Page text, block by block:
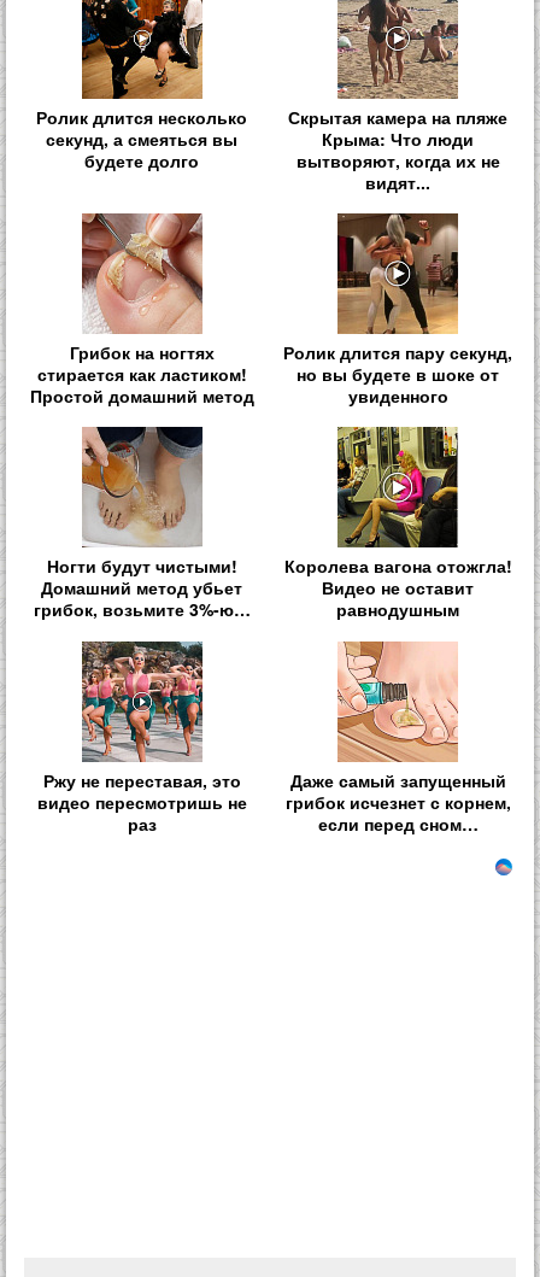
Ролик длится несколько
секунд, а смеяться вы
будете долго
Скрытая камера на пляже
Крыма: Что люди
вытворяют, когда их не
видят...
Грибок на ногтях
стирается как ластиком!
Простой домашний метод
Ролик длится пару секунд,
но вы будете в шоке от
увиденного
Ногти будут чистыми!
Домашний метод убьет
грибок, возьмите 3%-ю…
Королева вагона отожгла!
Видео не оставит
равнодушным
Ржу не переставая, это
видео пересмотришь не
раз
Даже самый запущенный
грибок исчезнет с корнем,
если перед сном…